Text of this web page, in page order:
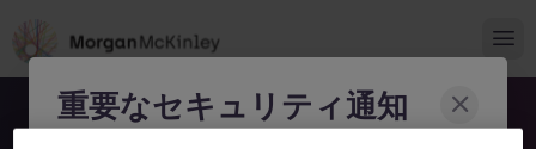
重要なセキュリティ通知